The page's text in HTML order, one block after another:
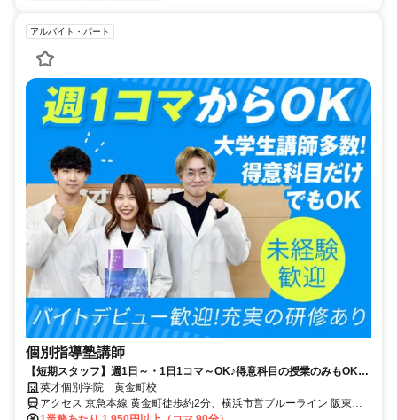
アルバイト・パート
個別指導塾講師
【短期スタッフ】週1日～・1日1コマ～OK♪得意科目の授業のみもOK♪
バイトデビューの大学生応援♪
英才個別学院 黄金町校
アクセス 京急本線 黄金町徒歩約2分、横浜市営ブルーライン 阪東橋